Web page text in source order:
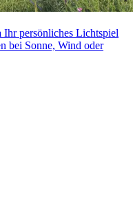
persönliches Lichtspiel
bei Sonne, Wind oder